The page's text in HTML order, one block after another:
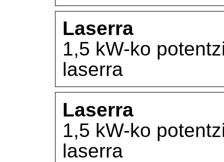
Laserra
1,5 kW-ko
laserra
Laserra
1,5 kW-ko
laserra